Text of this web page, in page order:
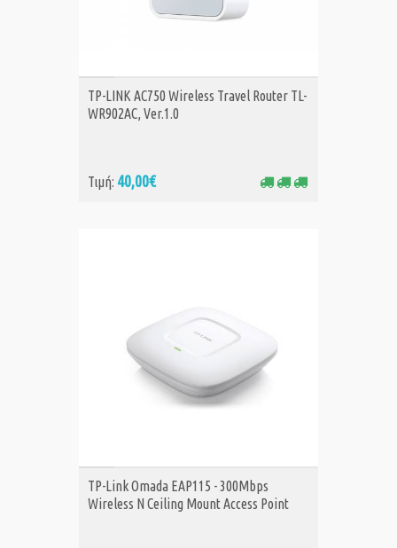
ΑΓΟΡΑ
TP-LINK AC750 Wireless Travel Router TL-
WR902AC, Ver.1.0
Τιμή: 40,00€
ΑΓΟΡΑ
TP-Link Omada EAP115 - 300Mbps
Wireless N Ceiling Mount Access Point